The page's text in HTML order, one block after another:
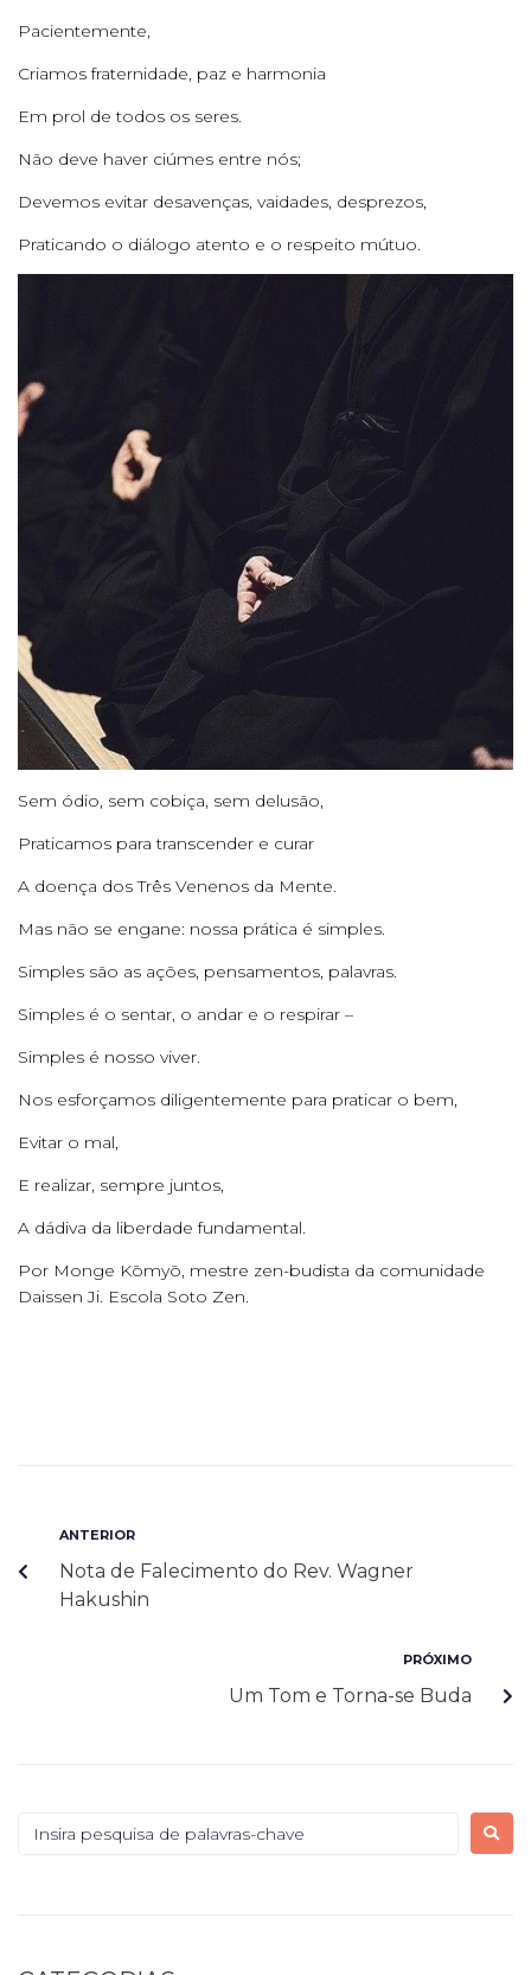
Pacientemente,
Criamos fraternidade, paz e harmonia
Em prol de todos os seres.
Não deve haver ciúmes entre nós;
Devemos evitar desavenças, vaidades, desprezos,
Praticando o diálogo atento e o respeito mútuo.
Sem ódio, sem cobiça, sem delusão,
Praticamos para transcender e curar
A doença dos Três Venenos da Mente.
Mas não se engane: nossa prática é simples.
Simples são as ações, pensamentos, palavras.
Simples é o sentar, o andar e o respirar –
Simples é nosso viver.
Nos esforçamos diligentemente para praticar o bem,
Evitar o mal,
E realizar, sempre juntos,
A dádiva da liberdade fundamental.
Por Monge Kōmyō, mestre zen-budista da comunidade
Daissen Ji. Escola Soto Zen.
ANTERIOR
Nota de Falecimento do Rev. Wagner
Hakushin
PRÓXIMO
Um Tom e Torna-se Buda